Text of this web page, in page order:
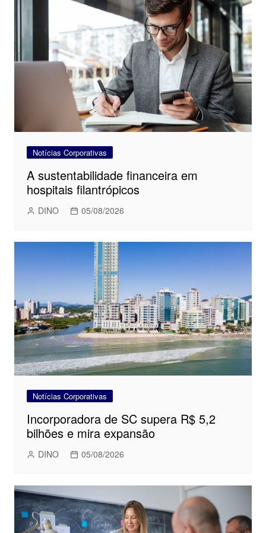
Notícias Corporativas
A sustentabilidade financeira em
hospitais filantrópicos
DINO 05/08/2026
Notícias Corporativas
Incorporadora de SC supera R$ 5,2
bilhões e mira expansão
DINO 05/08/2026